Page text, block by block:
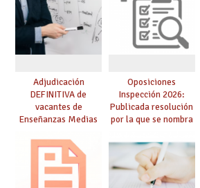
Adjudicación
DEFINITIVA de
vacantes de
Enseñanzas Medias
Oposiciones
Inspección 2026:
Publicada resolución
por la que se nombra
prácticas, se regulan
dichas prácticas y se
convoca acto público
de adjudicación